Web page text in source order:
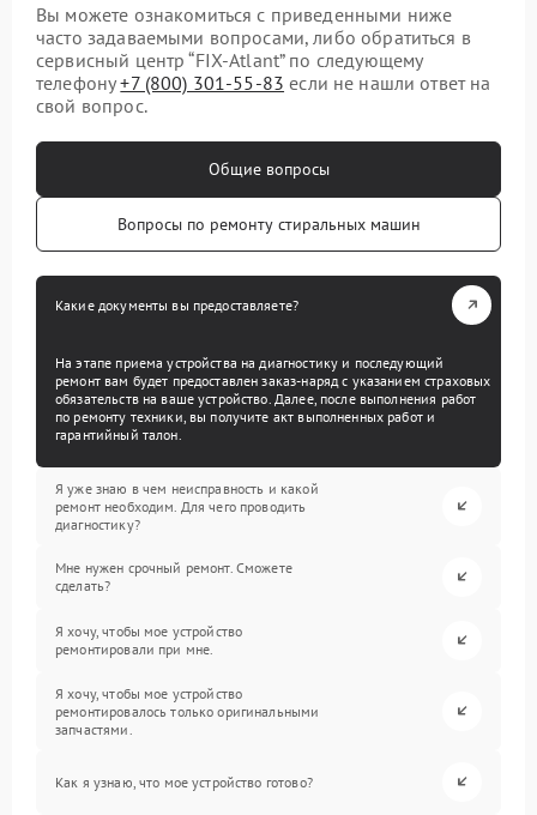
Вы можете ознакомиться с приведенными ниже
часто задаваемыми вопросами, либо обратиться в
сервисный центр “FIX-Atlant” по следующему
телефону+7 (800) 301-55-83 если не нашли ответ на
свой вопрос.
Общие вопросы
Вопросы по ремонту стиральных машин
Какие документы вы предоставляете?
На этапе приема устройства на диагностику и последующий
ремонт вам будет предоставлен заказ-наряд с указанием страховых
обязательств на ваше устройство. Далее, после выполнения работ
по ремонту техники, вы получите акт выполненных работ и
гарантийный талон.
Я уже знаю в чем неисправность и какой
ремонт необходим. Для чего проводить
диагностику?
Мне нужен срочный ремонт. Сможете
сделать?
Я хочу, чтобы мое устройство
ремонтировали при мне.
Я хочу, чтобы мое устройство
ремонтировалось только оригинальными
запчастями.
Как я узнаю, что мое устройство готово?